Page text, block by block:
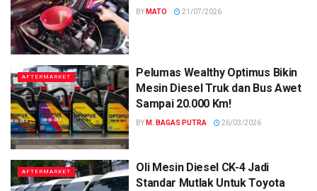
BY MATO 21/07/2026
AFTERMARKET
Pelumas Wealthy Optimus Bikin
Mesin Diesel Truk dan Bus Awet
Sampai 20.000 Km!
BY M. BAGAS PUTRA 26/03/2026
AFTERMARKET
Oli Mesin Diesel CK-4 Jadi
Standar Mutlak Untuk Toyota